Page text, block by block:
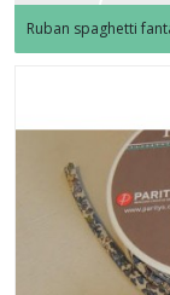
Ruban spaghetti